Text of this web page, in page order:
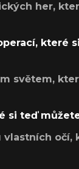
her,
které
světem,
si teď
vlastních očí,